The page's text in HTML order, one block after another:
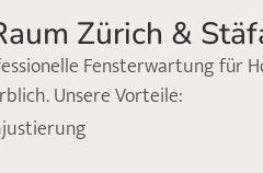
Zürich &
Fensterwartung für
Unsere Vorteile: